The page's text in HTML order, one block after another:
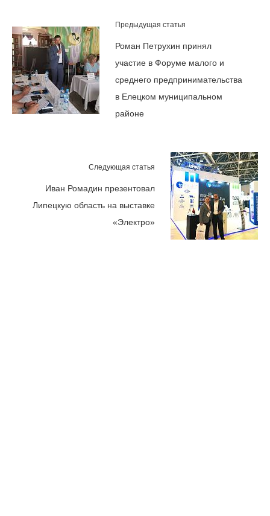
Предыдущая статья
Роман Петрухин принял
участие в Форуме малого и
среднего предпринимательства
в Елецком муниципальном
районе
Следующая статья
Иван Ромадин презентовал
Липецкую область на выставке
«Электро»